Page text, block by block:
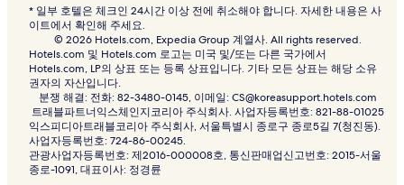
를
여
링
크
* 일부 호텔은 체크인 24시간 이상 전에 취소해야 합니다. 자세한 내용은 사
이트에서 확인해 주세요.
© 2026 Hotels.com, Expedia Group 계열사. All rights reserved.
Hotels.com 및 Hotels.com 로고는 미국 및/또는 다른 국가에서
Hotels.com, LP의 상표 또는 등록 상표입니다. 기타 모든 상표는 해당 소유
권자의 자산입니다.
분쟁 해결: 전화: 82-3480-0145, 이메일: CS@koreasupport.hotels.com
트래블파트너익스체인지코리아 주식회사. 사업자등록번호: 821-88-01025
익스피디아트래블코리아 주식회사, 서울특별시 종로구 종로5길 7(청진동).
사업자등록번호: 724-86-00245.
관광사업자등록번호: 제2016-000008호, 통신판매업신고번호: 2015-서울
종로-1091, 대표이사: 정경륜